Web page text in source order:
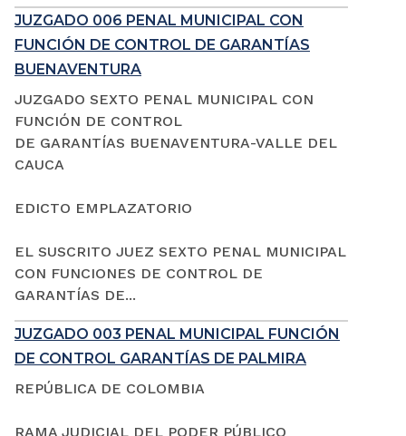
JUZGADO 006 PENAL MUNICIPAL CON
FUNCIÓN DE CONTROL DE GARANTÍAS
BUENAVENTURA
JUZGADO SEXTO PENAL MUNICIPAL CON
FUNCIÓN DE CONTROL
DE GARANTÍAS BUENAVENTURA-VALLE DEL
CAUCA
EDICTO EMPLAZATORIO
EL SUSCRITO JUEZ SEXTO PENAL MUNICIPAL
CON FUNCIONES DE CONTROL DE
GARANTÍAS DE...
JUZGADO 003 PENAL MUNICIPAL FUNCIÓN
DE CONTROL GARANTÍAS DE PALMIRA
REPÚBLICA DE COLOMBIA
RAMA JUDICIAL DEL PODER PÚBLICO